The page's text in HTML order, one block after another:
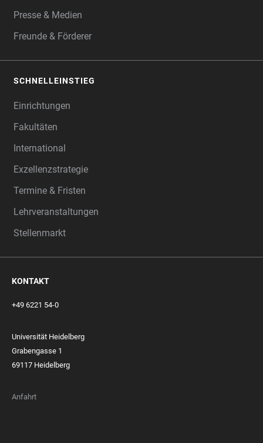
Presse & Medien
Freunde & Förderer
SCHNELLEINSTIEG
Einrichtungen
Fakultäten
International
Exzellenzstrategie
Termine & Fristen
Lehrveranstaltungen
Stellenmarkt
KONTAKT
+49 6221 54-0
Universität Heidelberg
Grabengasse 1
69117 Heidelberg
Anfahrt